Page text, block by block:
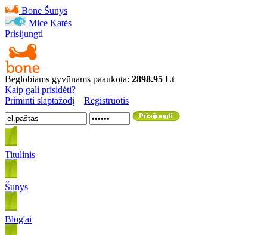
Bone Šunys
Mice Katės
Prisijungti
Beglobiams gyvūnams paaukota: 2898.95 Lt
Kaip gali prisidėti?
Priminti slaptažodį
Registruotis
Titulinis
Šunys
Blog'ai